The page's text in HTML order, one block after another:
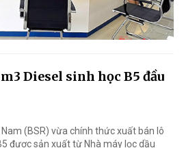
Diesel sinh học B5 đầu
(BSR) vừa chính thức xuất bán lô
được sản xuất từ Nhà máy lọc dầu